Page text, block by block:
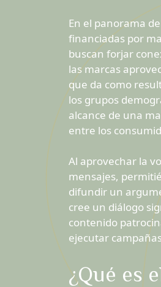
En el panorama
financiadas por
buscan forjar
las marcas
que da como
los grupos
alcance de una
entre los
Al aprovechar la
mensajes,
difundir un
cree un diálogo
contenido
ejecutar
¿Qué es